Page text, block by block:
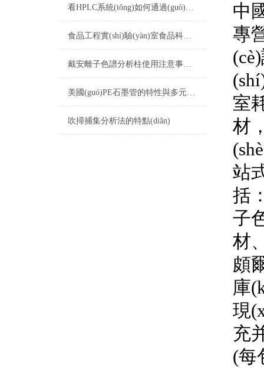
看HPLC系統(tǒng)如何通過(guò)FDA檢查
食品工程實(shí)驗(yàn)室食品科學(xué)實(shí)驗(yàn)室儀器配置清單
戴安離子色譜分析柱使用注意事項(xiàng)詳解
美國(guó)PE石墨管的特性與多元應(yīng)用
吹掃捕集分析法的特點(diǎn)
中
專
室
材
站
括
子
材
頗
庫
現
充
(每